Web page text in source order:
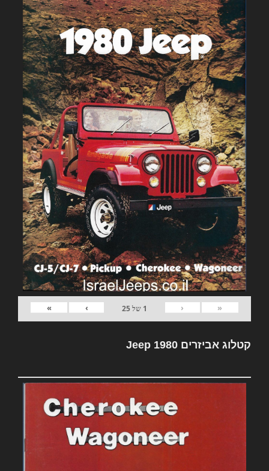
«
‹
1 של25
›
»
קטלוג אביזרים Jeep 1980